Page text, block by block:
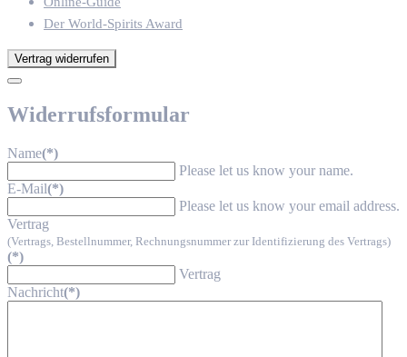
Der World-Spirits Award
Vertrag widerrufen
Widerrufsformular
Name(*)
Please let us know your name.
E-Mail(*)
Please let us know your email address.
Vertrag
(Vertrags, Bestellnummer, Rechnungsnummer zur Identifizierung des Vertrags)
(*)
Vertrag
Nachricht(*)